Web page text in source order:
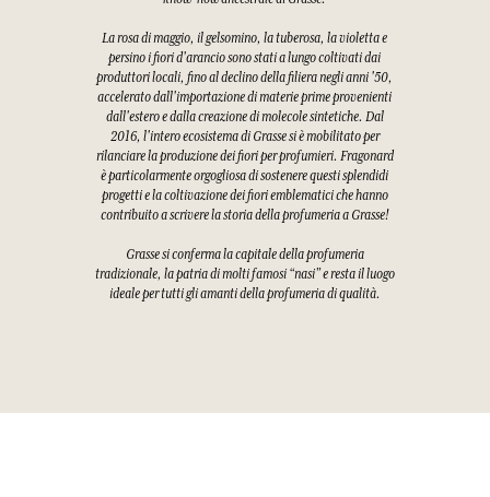
La rosa di maggio, il gelsomino, la tuberosa, la violetta e
persino i fiori d'arancio sono stati a lungo coltivati dai
produttori locali, fino al declino della filiera negli anni '50,
accelerato dall'importazione di materie prime provenienti
dall'estero e dalla creazione di molecole sintetiche. Dal
2016, l'intero ecosistema di Grasse si è mobilitato per
rilanciare la produzione dei fiori per profumieri. Fragonard
è particolarmente orgogliosa di sostenere questi splendidi
progetti e la coltivazione dei fiori emblematici che hanno
contribuito a scrivere la storia della profumeria a Grasse!
Grasse si conferma la capitale della profumeria
tradizionale, la patria di molti famosi “nasi” e resta il luogo
ideale per tutti gli amanti della profumeria di qualità.